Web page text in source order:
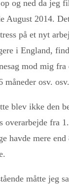
og ned da jeg
August 2014.
på et nyt
i England,
mod mig
måneder osv. osv.
blev ikke den
overarbejde fra
havde mere
måtte jeg